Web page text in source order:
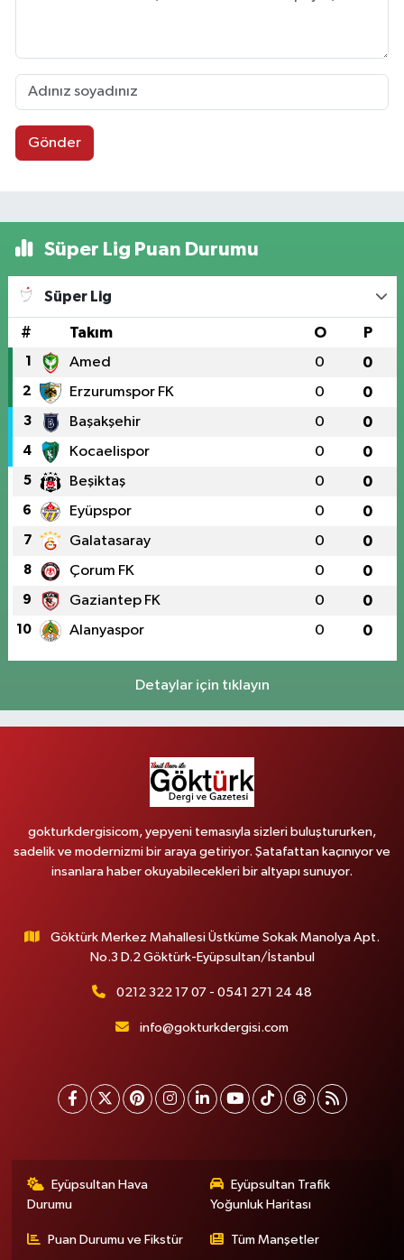
Gönder
Süper Lig Puan Durumu
Süper Lig
# Takım O P
1 Amed 0 0
2 Erzurumspor FK 0 0
3 Başakşehir 0 0
4 Kocaelispor 0 0
5 Beşiktaş 0 0
6 Eyüpspor 0 0
7 Galatasaray 0 0
8 Çorum FK 0 0
9 Gaziantep FK 0 0
10 Alanyaspor 0 0
Detaylar için tıklayın
gokturkdergisicom, yepyeni temasıyla sizleri buluştururken,
sadelik ve modernizmi bir araya getiriyor. Şatafattan kaçınıyor ve
insanlara haber okuyabilecekleri bir altyapı sunuyor.
Göktürk Merkez Mahallesi Üstküme Sokak Manolya Apt.
No.3 D.2 Göktürk-Eyüpsultan/İstanbul
0212 322 17 07 - 0541 271 24 48
info@gokturkdergisi.com
Eyüpsultan Hava
Durumu
Eyüpsultan Trafik
Yoğunluk Haritası
Puan Durumu ve Fikstür Tüm Manşetler